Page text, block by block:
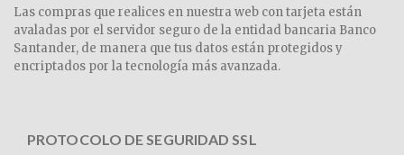
Las compras que realices en nuestra web con tarjeta están
avaladas por el servidor seguro de la entidad bancaria Banco
Santander, de manera que tus datos están protegidos y
encriptados por la tecnología más avanzada.
PROTOCOLO DE SEGURIDAD SSL